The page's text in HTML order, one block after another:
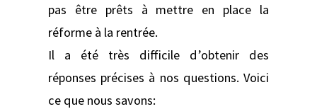
pas être prêts à mettre en place la
réforme à la rentrée.
Il a été très difficile d’obtenir des
réponses précises à nos questions. Voici
ce que nous savons: